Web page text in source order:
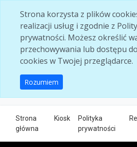
Strona korzysta z plików
realizacji usług i zgodnie z
prywatności. Możesz określić
przechowywania lub dostępu
cookies w Twojej przeglądarce.
Rozumiem
Strona
główna
Kiosk
Polityka
prywatności